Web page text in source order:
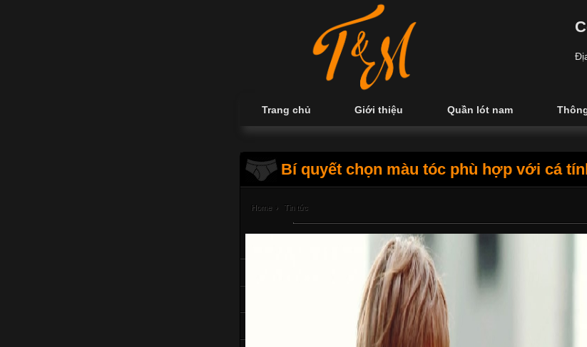
Trang chủ Giới thiệu Quần lót nam
Bí quyết chọn màu tóc phù hợp với cá
Home › Tin tức